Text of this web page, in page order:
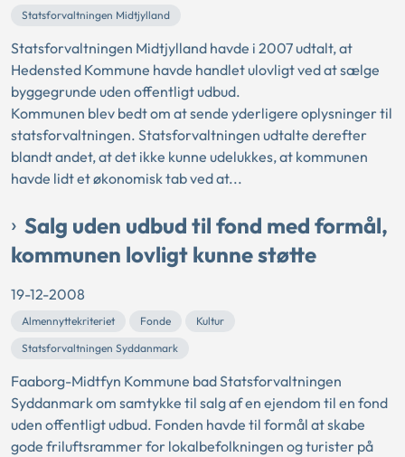
Statsforvaltningen Midtjylland
Statsforvaltningen Midtjylland havde i 2007 udtalt, at
Hedensted Kommune havde handlet ulovligt ved at sælge
byggegrunde uden offentligt udbud.
Kommunen blev bedt om at sende yderligere oplysninger til
statsforvaltningen. Statsforvaltningen udtalte derefter
blandt andet, at det ikke kunne udelukkes, at kommunen
havde lidt et økonomisk tab ved at...
Salg uden udbud til fond med formål,
kommunen lovligt kunne støtte
19-12-2008
Almennyttekriteriet Fonde
Kultur
Statsforvaltningen Syddanmark
Faaborg-Midtfyn Kommune bad Statsforvaltningen
Syddanmark om samtykke til salg af en ejendom til en fond
uden offentligt udbud. Fonden havde til formål at skabe
gode friluftsrammer for lokalbefolkningen og turister på